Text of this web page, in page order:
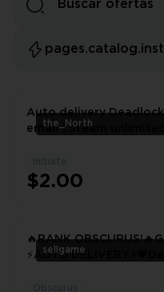
the_North
Auto delivery
email | Steam unlimited
$2.00
sellgame
🔥RANK
⚡️AUTO